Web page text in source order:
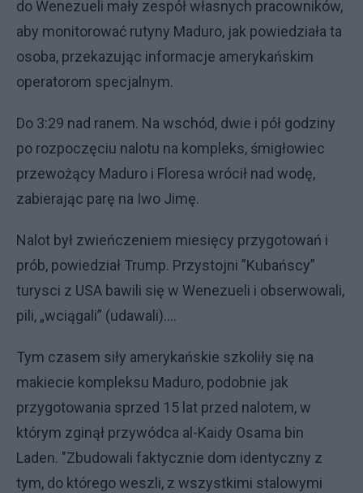
do Wenezueli mały zespół własnych pracowników,
aby monitorować rutyny Maduro, jak powiedziała ta
osoba, przekazując informacje amerykańskim
operatorom specjalnym.
Do 3:29 nad ranem. Na wschód, dwie i pół godziny
po rozpoczęciu nalotu na kompleks, śmigłowiec
przewożący Maduro i Floresa wrócił nad wodę,
zabierając parę na Iwo Jimę.
Nalot był zwieńczeniem miesięcy przygotowań i
prób, powiedział Trump. Przystojni ”Kubańscy”
turysci z USA bawili się w Wenezueli i obserwowali,
pili, „wciągali” (udawali)....
Tym czasem siły amerykańskie szkoliły się na
makiecie kompleksu Maduro, podobnie jak
przygotowania sprzed 15 lat przed nalotem, w
którym zginął przywódca al-Kaidy Osama bin
Laden. "Zbudowali faktycznie dom identyczny z
tym, do którego weszli, z wszystkimi stalowymi